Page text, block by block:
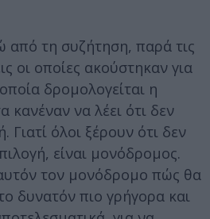
από τη συζήτηση, παρά τις
οι οποίες ακούστηκαν για
δρομολογείται η
να λέει ότι δεν
Γιατί όλοι ξέρουν ότι δεν
είναι μονόδρομος.
τον μονόδρομο πώς θα
δυνατόν πιο γρήγορα και